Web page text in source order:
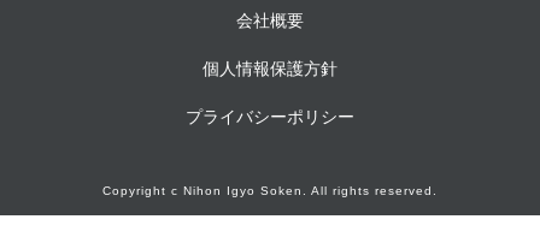
会社概要
個人情報保護方針
プライバシーポリシー
Copyright c Nihon Igyo Soken. All rights reserved.